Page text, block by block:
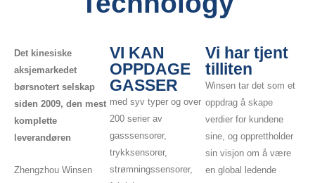
Det kinesiske
aksjemarkedet
børsnotert selskap
siden 2009, den mest
komplette
leverandøren
Zhengzhou Winsen
VI KAN
OPPDAGE
GASSER
med syv typer og over
200 serier av
gasssensorer,
trykksensorer,
strømningssensorer,
Vi har tjent
tilliten
Winsen tar det som et
oppdrag å skape
verdier for kundene
sine, og opprettholder
sin visjon om å være
en global ledende